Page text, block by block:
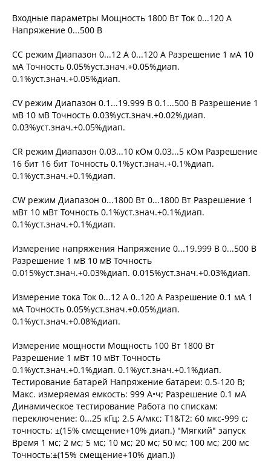
Входные параметры Мощность 1800 Вт Ток 0...120 A
Напряжение 0...500 В
CC режим Диапазон 0...12 A 0...120 A Разрешение 1 мA 10
мA Точность 0.05%уст.знач.+0.05%диап.
0.1%уст.знач.+0.05%диап.
CV режим Диапазон 0.1...19.999 В 0.1...500 В Разрешение 1
мВ 10 мВ Точность 0.03%уст.знач.+0.02%диап.
0.03%уст.знач.+0.05%диап.
CR режим Диапазон 0.03...10 кОм 0.03...5 кОм Разрешение
16 бит 16 бит Точность 0.1%уст.знач.+0.1%диап.
0.1%уст.знач.+0.1%диап.
CW режим Диапазон 0...1800 Вт 0...1800 Вт Разрешение 1
мВт 10 мВт Точность 0.1%уст.знач.+0.1%диап.
0.1%уст.знач.+0.1%диап.
Измерение напряжения Напряжение 0...19.999 В 0...500 В
Разрешение 1 мВ 10 мВ Точность
0.015%уст.знач.+0.03%диап. 0.015%уст.знач.+0.03%диап.
Измерение тока Ток 0...12 A 0..120 A Разрешение 0.1 мА 1
мA Точность 0.05%уст.знач.+0.05%диап.
0.1%уст.знач.+0.08%диап.
Измерение мощности Мощность 100 Вт 1800 Вт
Разрешение 1 мВт 10 мВт Точность
0.1%уст.знач.+0.1%диап. 0.1%уст.знач.+0.1%диап.
Тестирование батарей Напряжение батареи: 0.5-120 В;
Макс. измеряемая емкость: 999 А•ч; Разрешение 0.1 мА
Динамическое тестирование Работа по спискам:
переключение: 0...25 кГц; 2.5 A/мкс; T1&T2: 60 мкс-999 с;
точность: ±(15% смещение+10% диап.) "Мягкий" запуск
Время 1 мс; 2 мс; 5 мс; 10 мс; 20 мс; 50 мс; 100 мс; 200 мс
Точность:±(15% смещение+10% диап.))